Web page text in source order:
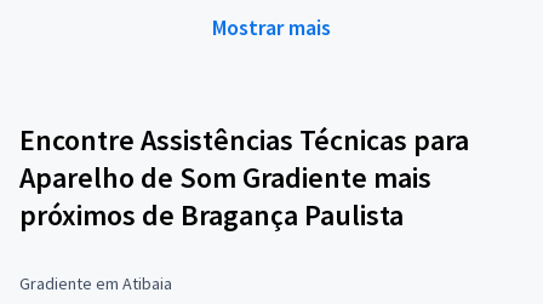
Mostrar mais
Encontre Assistências Técnicas para
Aparelho de Som Gradiente mais
próximos de Bragança Paulista
Gradiente em Atibaia